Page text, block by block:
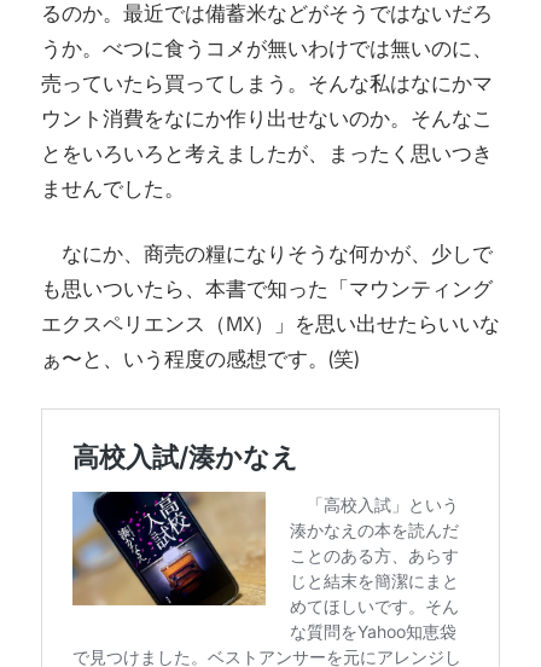
るのか。最近では備蓄米などがそうではないだろ
うか。べつに食うコメが無いわけでは無いのに、
売っていたら買ってしまう。そんな私はなにかマ
ウント消費をなにか作り出せないのか。そんなこ
とをいろいろと考えましたが、まったく思いつき
ませんでした。
なにか、商売の糧になりそうな何かが、少しで
も思いついたら、本書で知った「マウンティング
エクスペリエンス（MX）」を思い出せたらいいな
ぁ〜と、いう程度の感想です。(笑)